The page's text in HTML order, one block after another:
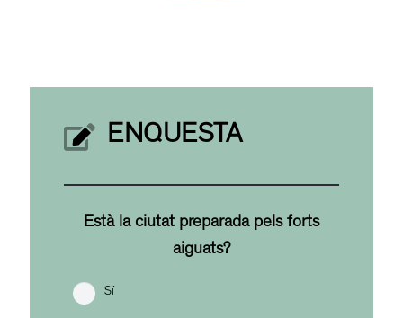
ENQUESTA
Està la ciutat preparada pels forts
aiguats?
Sí